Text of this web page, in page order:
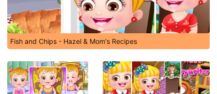
Fish and Chips - Hazel & Mom's Recipes